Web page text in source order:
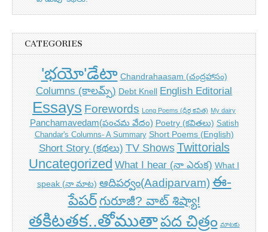
CATEGORIES
'భయో'డేటా Chandrahaasam (చంద్రహాసం)
Columns (కాలమ్స్) Debt Knell English Editorial
Essays Forewords Long Poems (ధీర్గ కవిత) My dairy
Panchamavedam(పంచమ వేదం) Poetry (కవితలు) Satish
Chandar's Columns- A Summary Short Poems (English)
Short Story (కథలు) TV Shows Twittorials
Uncategorized What I hear (నా ఎరుక) What I
speak (నా మాట) ఆదిపర్వం(Aadiparvam) ఈ-
పేపర్గురూజీ? వాట్ శిష్యా!
తకిటతక..తోముతాపద చిత్రం మాటకు